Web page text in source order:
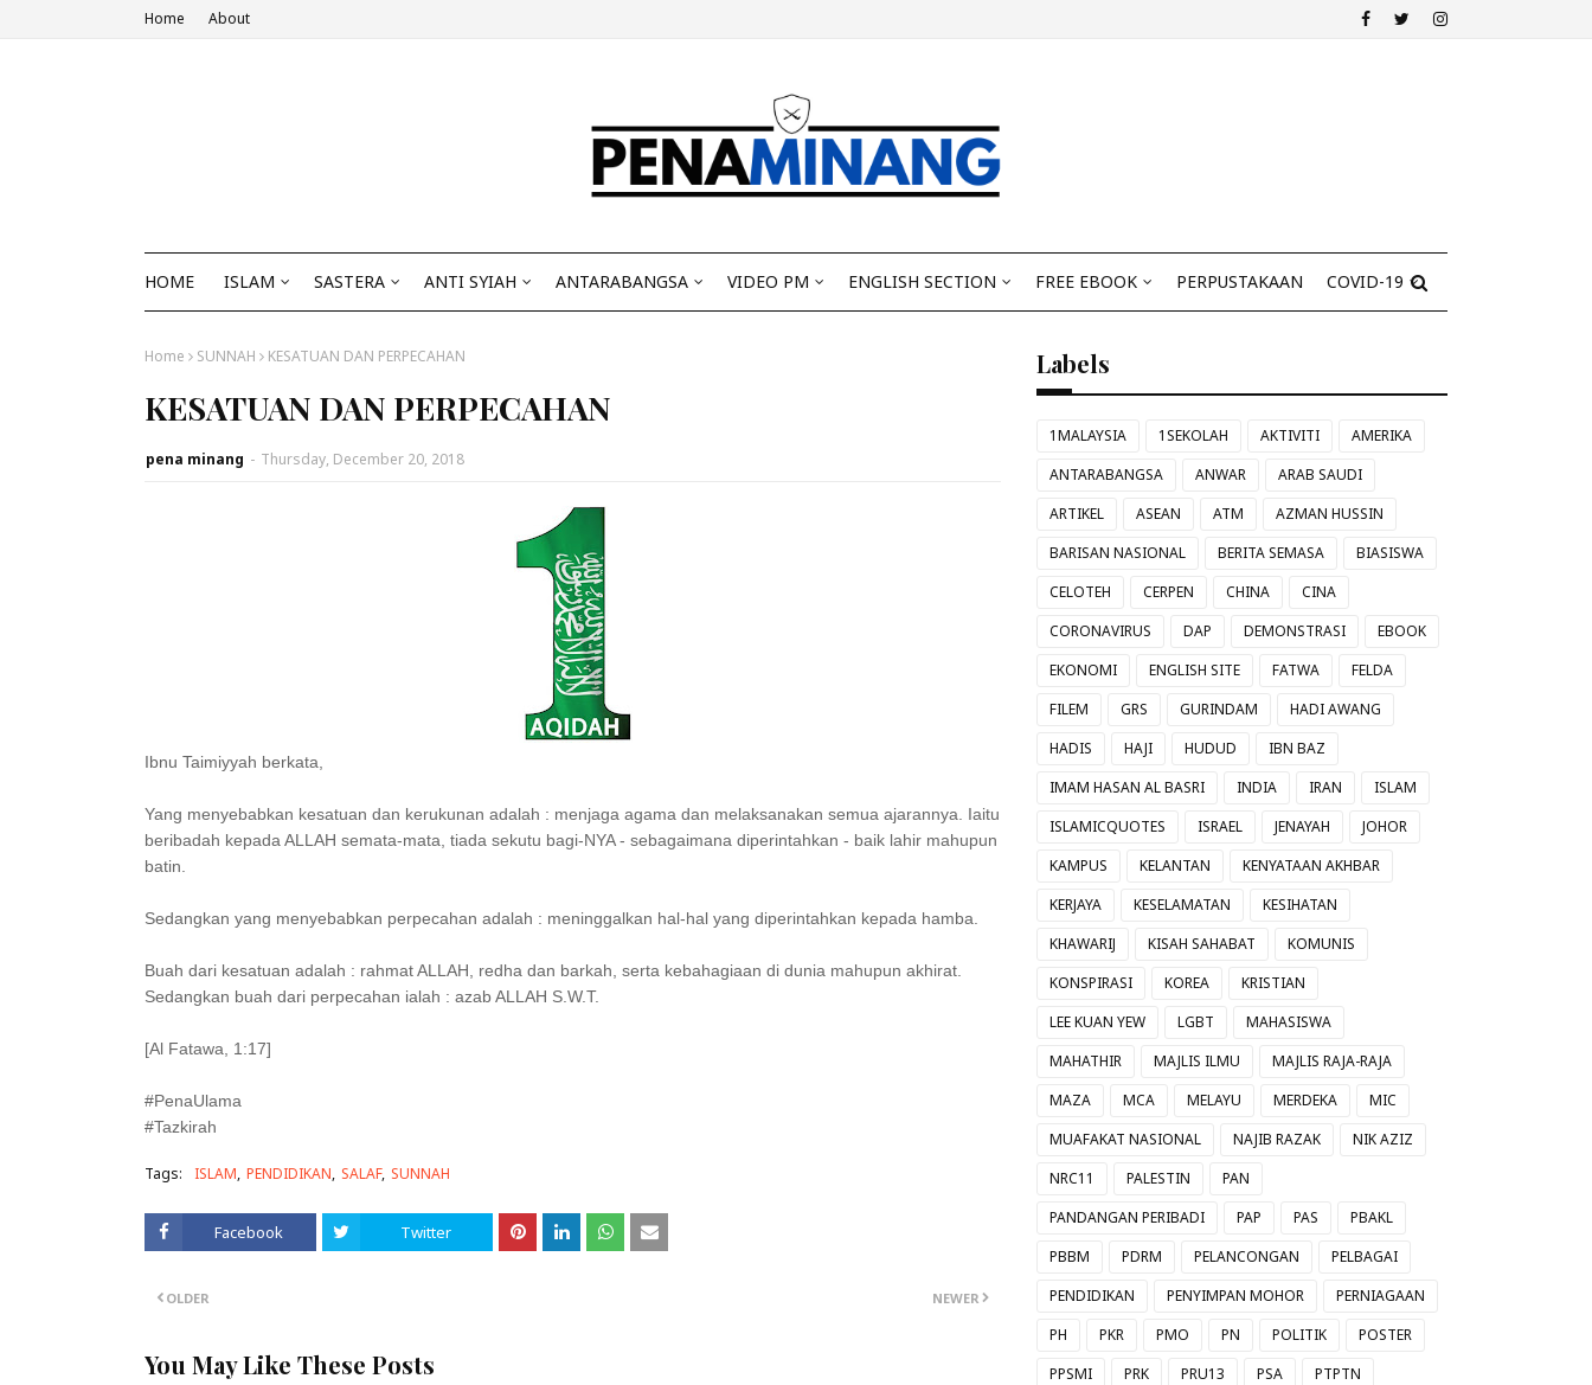
Home About
HOME ISLAM SASTERA ANTI SYIAH ANTARABANGSA VIDEO PM ENGLISH SECTION FREE EBOOK PERPUSTAKAAN COVID-19
Home SUNNAH KESATUAN DAN PERPECAHAN
KESATUAN DAN PERPECAHAN
pena minang - Thursday, December 20, 2018
Ibnu Taimiyyah berkata,
Yang menyebabkan kesatuan dan kerukunan adalah : menjaga agama dan melaksanakan semua ajarannya. Iaitu
beribadah kepada ALLAH semata-mata, tiada sekutu bagi-NYA - sebagaimana diperintahkan - baik lahir mahupun
batin.
Sedangkan yang menyebabkan perpecahan adalah : meninggalkan hal-hal yang diperintahkan kepada hamba.
Buah dari kesatuan adalah : rahmat ALLAH, redha dan barkah, serta kebahagiaan di dunia mahupun akhirat.
Sedangkan buah dari perpecahan ialah : azab ALLAH S.W.T.
[Al Fatawa, 1:17]
#PenaUlama
#Tazkirah
Tags: ISLAM PENDIDIKAN SALAF SUNNAH
Facebook Twitter
NEWER
OLDER
You May Like These Posts
Labels
1MALAYSIA 1SEKOLAH AKTIVITI
AMERIKA
ANTARABANGSA
ANWAR
ARAB SAUDI
ARTIKEL
ASEAN ATM
AZMAN HUSSIN
BARISAN NASIONAL
BERITA SEMASA
BIASISWA
CELOTEH
CERPEN CHINA
CINA
CORONAVIRUS
DAP DEMONSTRASI
EBOOK
EKONOMI
ENGLISH SITE FATWA
FELDA
FILEM
GRS GURINDAM
HADI AWANG
HADIS
HAJI HUDUD
IBN BAZ
IMAM HASAN AL BASRI
INDIA IRAN
ISLAM
ISLAMICQUOTES
ISRAEL JENAYAH
JOHOR
KAMPUS
KELANTAN
KENYATAAN AKHBAR
KERJAYA
KESELAMATAN
KESIHATAN
KHAWARIJ
KISAH SAHABAT
KOMUNIS
KONSPIRASI
KOREA
KRISTIAN
LEE KUAN YEW
LGBT
MAHASISWA
MAHATHIR
MAJLIS ILMU
MAJLIS RAJA-RAJA
MAZA
MCA MELAYU MERDEKA
MIC
MUAFAKAT NASIONAL
NAJIB RAZAK
NIK AZIZ
NRC11
PALESTIN
PAN
PANDANGAN PERIBADI
PAP PAS
PBAKL
PBBM
PDRM PELANCONGAN
PELBAGAI
PENDIDIKAN
PENYIMPAN MOHOR
PERNIAGAAN
PH
PKR PMO PN POLITIK
POSTER
PPSMI
PRK PRU13 PSA
PTPTN